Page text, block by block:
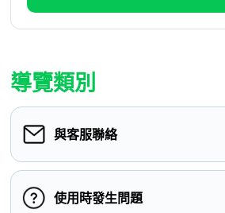
導覽類別
與客服聯絡
使用時發生問題